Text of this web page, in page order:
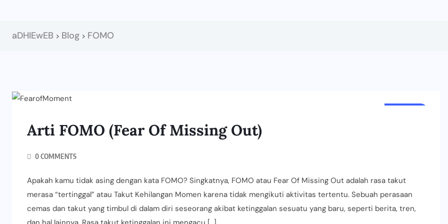
aDHIEwEB > Blog > FOMO
Arti FOMO (Fear Of Missing Out)
0 COMMENTS
Apakah kamu tidak asing dengan kata FOMO? Singkatnya, FOMO atau Fear Of Missing Out adalah rasa takut
merasa “tertinggal” atau Takut Kehilangan Momen karena tidak mengikuti aktivitas tertentu. Sebuah perasaan
cemas dan takut yang timbul di dalam diri seseorang akibat ketinggalan sesuatu yang baru, seperti berita, tren,